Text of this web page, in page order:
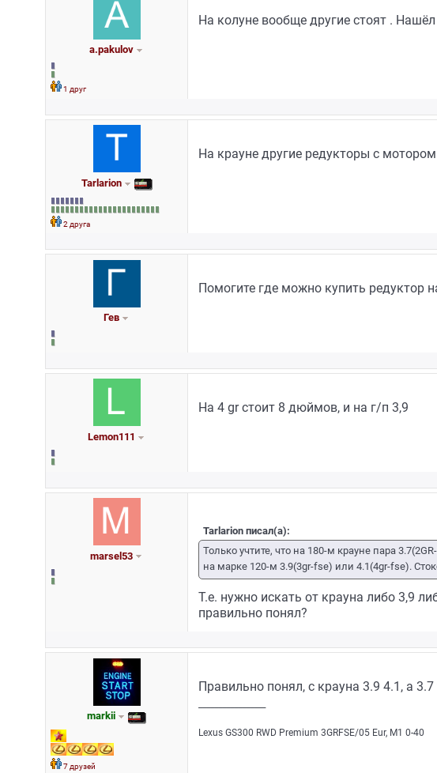
a.pakulov
1 друг
На колуне вообще другие стоят .
Tarlarion
2 друга
На крауне другие редукторы с
Гев
Помогите где можно купить редуктор
Lemon111
На 4 gr стоит 8 дюймов, и на г/п 3,9
marsel53
Tarlarion писал(а):
Только учтите, что на 180-м крауне пара
на марке 120-м 3.9(3gr-fse) или 4.1(4gr-fse).
Т.е. нужно искать от крауна либо 3,9
правильно понял?
markii
7 друзей
Правильно понял, с крауна 3.9 4.1, а
Lехus GS300 RWD Рrеmium 3GRFSЕ/05 Eur, М1 0-40